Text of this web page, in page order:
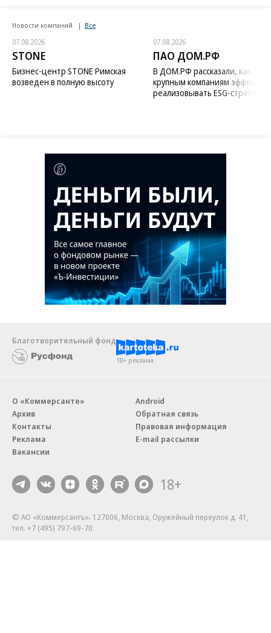
Новости компаний Все
07.08.2026
STONE
Бизнес-центр STONE Римская
возведен в полную высоту
07.08.2026
ПАО ДОМ.РФ
В ДОМ.РФ рассказали, как
крупным компаниям
реализовывать ESG-стратегию
Благотворительный фонд
18+ реклама
О «Коммерсанте»
Архив
Контакты
Реклама
Вакансии
Android
Обратная связь
Правовая информация
E-mail рассылки
18+
© АО «Коммерсантъ». 127006, Москва, Оружейный переулок д. 41,
тел. +7 (495) 797-69-70.